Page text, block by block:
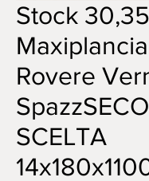
Stock
Maxiplancia
Rovere
SCELTA